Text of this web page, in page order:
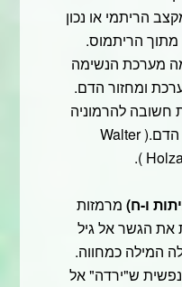
הריתמי או נכון
מתוך הריתמוס.
מערכת הנשימה
ומחזור הדם.
חשובה להרמוניה
בין מערכת הנשימה ומערכת הדם.( Walter
ו-ח) מרמזות
את הגשר אל גיל
המילה כמחווה.
ש"ירדה" אל